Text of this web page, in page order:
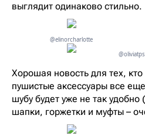
выглядит одинаково стильно.
@elinorcharlotte
@oliviatps
Хорошая новость для тех,
пушистые аксессуары все
шубу будет уже не так
шапки, горжетки и муфты –